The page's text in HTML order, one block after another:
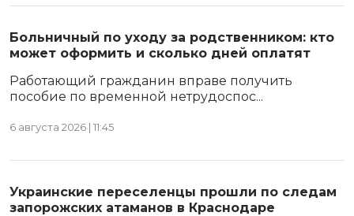
Больничный по уходу за родственником: кто
может оформить и сколько дней оплатят
Работающий гражданин вправе получить
пособие по временной нетрудоспос...
6 августа 2026 | 11:45
Украинские переселенцы прошли по следам
запорожских атаманов в Краснодаре